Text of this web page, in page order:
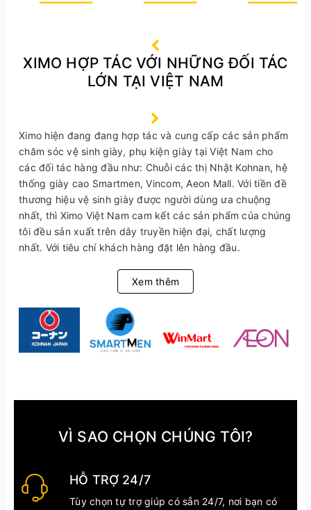
XIMO HỢP TÁC VỚI NHỮNG ĐỐI TÁC
LỚN TẠI VIỆT NAM
Ximo hiện đang đang hợp tác và cung cấp các sản phẩm
chăm sóc vệ sinh giày, phụ kiện giày tại Việt Nam cho
các đối tác hàng đầu như: Chuỗi các thị Nhật Kohnan, hệ
thống giày cao Smartmen, Vincom, Aeon Mall. Với tiền đề
thương hiệu vệ sinh giày được người dùng ưa chuộng
nhất, thì Ximo Việt Nam cam kết các sản phẩm của chúng
tôi đều sản xuất trên dây truyền hiện đại, chất lượng
nhất. Với tiêu chí khách hàng đặt lên hàng đầu.
Xem thêm
VÌ SAO CHỌN CHÚNG TÔI?
HỖ TRỢ 24/7
Tùy chọn tự trợ giúp có sẵn 24/7, nơi bạn có